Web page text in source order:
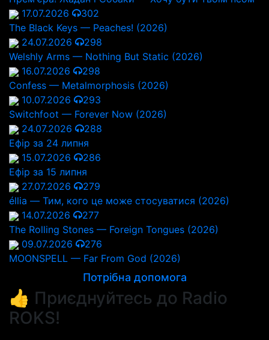
17.07.2026
302
The Black Keys — Peaches! (2026)
24.07.2026
298
Welshly Arms — Nothing But Static (2026)
16.07.2026
298
Confess — Metalmorphosis (2026)
10.07.2026
293
Switchfoot — Forever Now (2026)
24.07.2026
288
Ефір за 24 липня
15.07.2026
286
Ефір за 15 липня
27.07.2026
279
éllia — Тим, кого це може стосуватися (2026)
14.07.2026
277
The Rolling Stones — Foreign Tongues (2026)
09.07.2026
276
MOONSPELL — Far From God (2026)
Потрібна допомога
👍 Приєднуйтесь до Radio
ROKS!